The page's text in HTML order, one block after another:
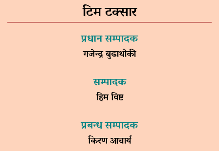
टिम टक्सार
प्रधान सम्पादक
गजेन्द्र बुढाथोकी
सम्पादक
हिम विष्ट
प्रबन्ध सम्पादक
किरण आचार्य